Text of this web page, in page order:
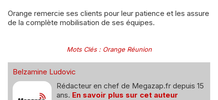
Orange remercie ses clients pour leur patience et les assure
de la complète mobilisation de ses équipes.
Mots Clés: Orange Réunion
Belzamine Ludovic
Rédacteur en chef de Megazap.fr depuis 15
ans. En savoir plus sur cet auteur